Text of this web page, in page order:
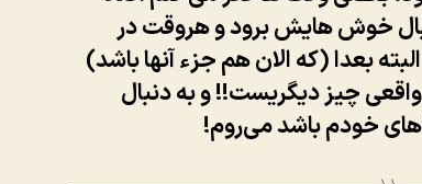
خوش هایش برود و هروقت در
بعدا (که الان هم جزء آنها باشد)
چیز دیگریست!! و به دنبال
خودم باشد می‌روم!